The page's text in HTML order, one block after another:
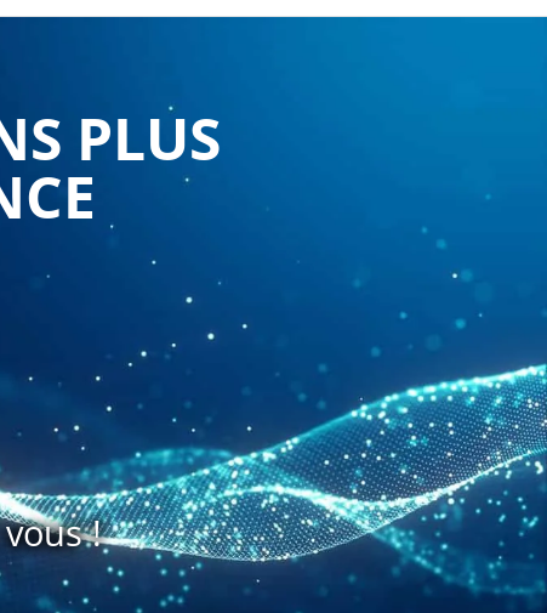
PLUS
!